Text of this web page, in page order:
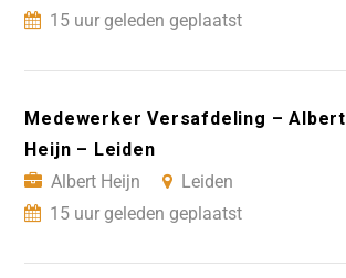
15 uur geleden geplaatst
Medewerker Versafdeling – Albert
Heijn – Leiden
Albert Heijn
Leiden
15 uur geleden geplaatst